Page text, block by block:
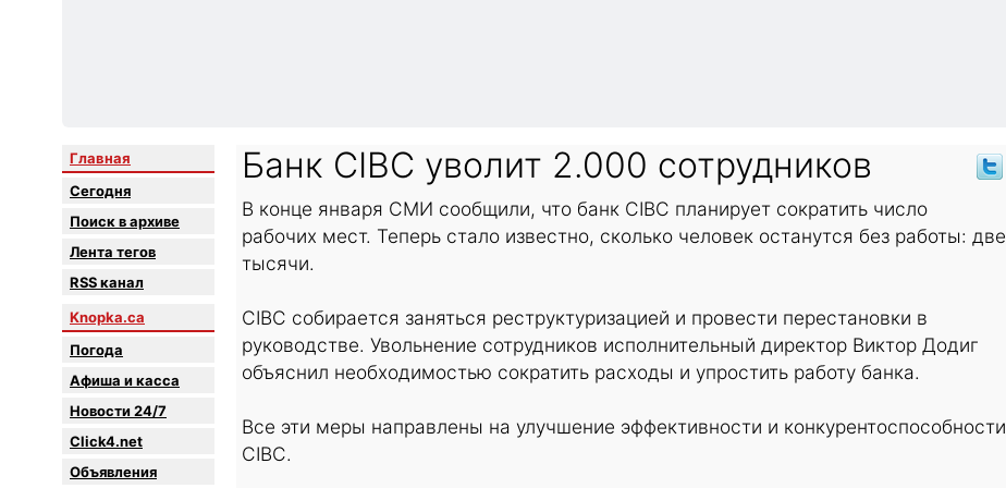
Главная
Сегодня
Поиск в архиве
Лента тегов
RSS канал
Knopka.ca
Погода
Афиша и касса
Новости 24/7
Click4.net
Объявления
Банк CIBC уволит 2.000 сотрудников
В конце января СМИ сообщили, что банк CIBC планирует сократить число
рабочих мест. Теперь стало известно, сколько человек останутся без работы: две
тысячи.
CIBC собирается заняться реструктуризацией и провести перестановки в
руководстве. Увольнение сотрудников исполнительный директор Виктор Додиг
объяснил необходимостью сократить расходы и упростить работу банка.
Все эти меры направлены на улучшение эффективности и конкурентоспособности
CIBC.